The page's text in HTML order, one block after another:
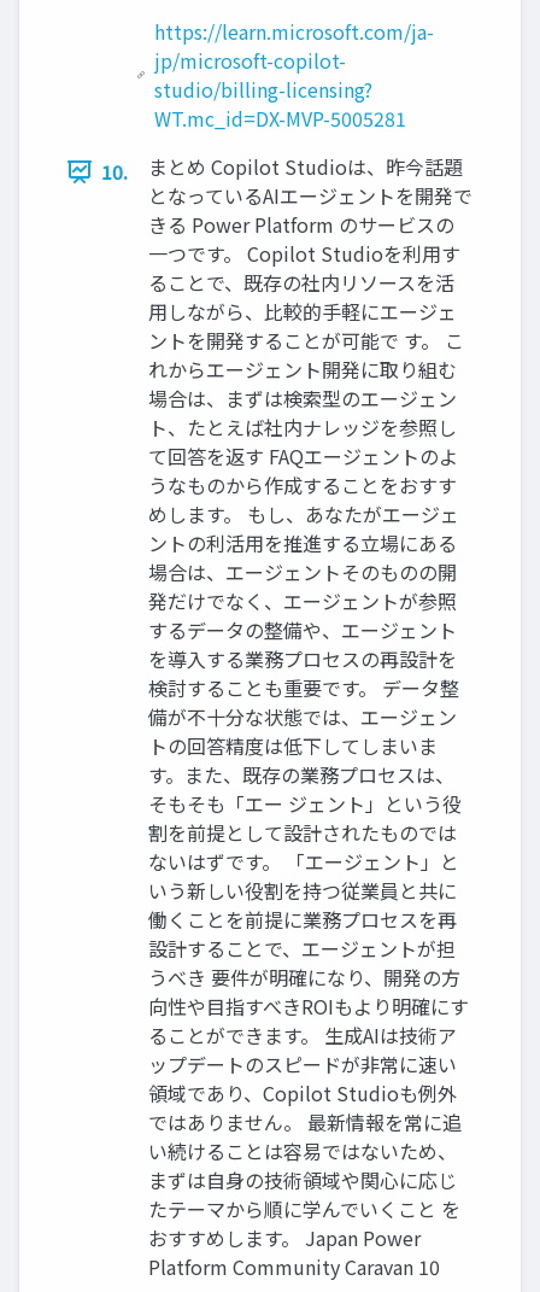
https://learn.microsoft.com/ja-
jp/microsoft-copilot-
studio/billing-licensing?
WT.mc_id=DX-MVP-5005281
10.
まとめ Copilot Studioは、昨今話題
となっているAIエージェントを開発で
きる Power Platform のサービスの
一つです。 Copilot Studioを利用す
ることで、既存の社内リソースを活
用しながら、比較的手軽にエージェ
ントを開発することが可能で す。 こ
れからエージェント開発に取り組む
場合は、まずは検索型のエージェン
ト、たとえば社内ナレッジを参照し
て回答を返す FAQエージェントのよ
うなものから作成することをおすす
めします。 もし、あなたがエージェ
ントの利活用を推進する立場にある
場合は、エージェントそのものの開
発だけでなく、エージェントが参照
するデータの整備や、エージェント
を導入する業務プロセスの再設計を
検討することも重要です。 データ整
備が不十分な状態では、エージェン
トの回答精度は低下してしまいま
す。また、既存の業務プロセスは、
そもそも「エー ジェント」という役
割を前提として設計されたものでは
ないはずです。 「エージェント」と
いう新しい役割を持つ従業員と共に
働くことを前提に業務プロセスを再
設計することで、エージェントが担
うべき 要件が明確になり、開発の方
向性や目指すべきROIもより明確にす
ることができます。 生成AIは技術ア
ップデートのスピードが非常に速い
領域であり、Copilot Studioも例外
ではありません。 最新情報を常に追
い続けることは容易ではないため、
まずは自身の技術領域や関心に応じ
たテーマから順に学んでいくこと を
おすすめします。 Japan Power
Platform Community Caravan 10